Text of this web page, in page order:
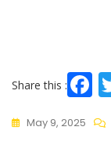
Share this : F
ac
e
May 9, 2025